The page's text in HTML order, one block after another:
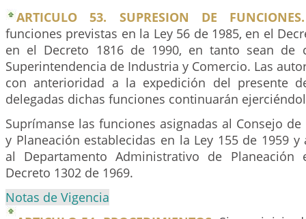
ARTICULO 53. SUPRESION DE FUNCIONES.
funciones previstas en la Ley 56 de 1985, en el
en el Decreto 1816 de 1990, en tanto sean de
Superintendencia de Industria y Comercio. Las
con anterioridad a la expedición del presente
delegadas dichas funciones continuarán
Suprímanse las funciones asignadas al Consejo
y Planeación establecidas en la Ley 155 de 1959 y
al Departamento Administrativo de Planeación
Decreto 1302 de 1969.
Notas de Vigencia